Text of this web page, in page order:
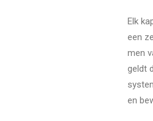
Elk
een
men
geldt
en